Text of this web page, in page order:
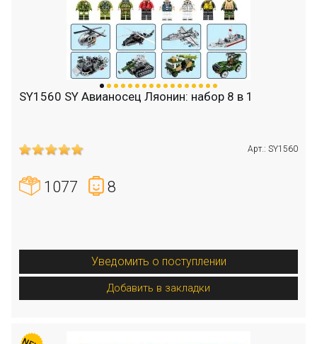
SY1560 SY Авианосец Ляонин: набор 8 в 1
Арт.: SY1560
1077 8
Уведомить о поступлении
Добавить в закладки